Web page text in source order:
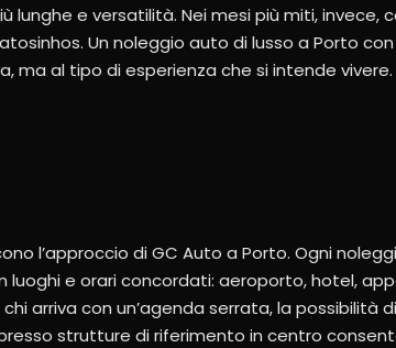
e versatilità. Nei mesi più miti, invece,
Un noleggio auto di lusso a Porto
ma al tipo di esperienza che si intende vivere.
l’approccio di GC Auto a Porto. Ogni
luoghi e orari concordati: aeroporto, hotel,
arriva con un’agenda serrata, la possibilità
strutture di riferimento in centro